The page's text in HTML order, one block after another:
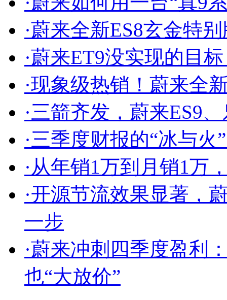
·蔚来全新ES8玄金特
·蔚来ET9没实现的目
·现象级热销！蔚来全
·三箭齐发，蔚来ES9
·三季度财报的“冰与
·从年销1万到月销1万
·开源节流效果显著，
一步
·蔚来冲刺四季度盈利
也“大放价”